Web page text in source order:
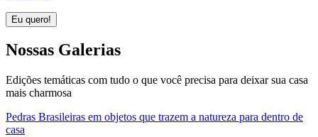
Eu quero!
Nossas Galerias
Edições temáticas com tudo o que você precisa para deixar sua casa
mais charmosa
Pedras Brasileiras em objetos que trazem a natureza para dentro de
casa